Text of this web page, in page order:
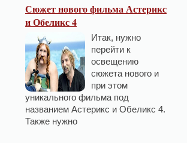
Сюжет нового фильма Астерикс
и Обеликс 4
Итак, нужно
перейти к
освещению
сюжета нового и
при этом
уникального фильма под
названием Астерикс и Обеликс 4.
Также нужно